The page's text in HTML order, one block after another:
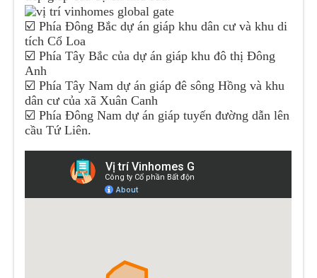
☑️ Phía Đông Bắc dự án giáp khu dân cư và khu di
tích Cổ Loa
☑️ Phía Tây Bắc của dự án giáp khu đô thị Đông
Anh
☑️ Phía Tây Nam dự án giáp đê sông Hồng và khu
dân cư của xã Xuân Canh
☑️ Phía Đông Nam dự án giáp tuyến đường dẫn lên
cầu Tứ Liên.